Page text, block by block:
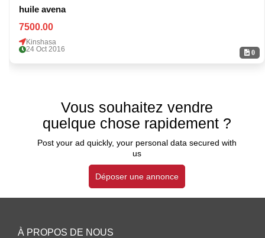
0
huile avena
7500.00
Kinshasa
24 Oct 2016
Vous souhaitez vendre
quelque chose rapidement ?
Post your ad quickly, your personal data secured with
us
Déposer une annonce
À PROPOS DE NOUS